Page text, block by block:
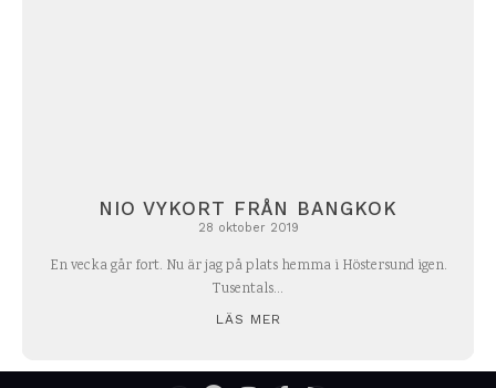
NIO VYKORT FRÅN BANGKOK
28 oktober 2019
En vecka går fort. Nu är jag på plats hemma i Höstersund igen.
Tusentals...
LÄS MER